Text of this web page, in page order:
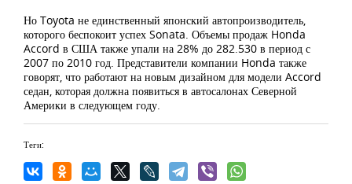
Но Toyota не единственный японский автопроизводитель,
которого беспокоит успех Sonata. Объемы продаж Honda
Accord в США также упали на 28% до 282.530 в период с
2007 по 2010 год. Представители компании Honda также
говорят, что работают на новым дизайном для модели Accord
седан, которая должна появиться в автосалонах Северной
Америки в следующем году.
Теги: